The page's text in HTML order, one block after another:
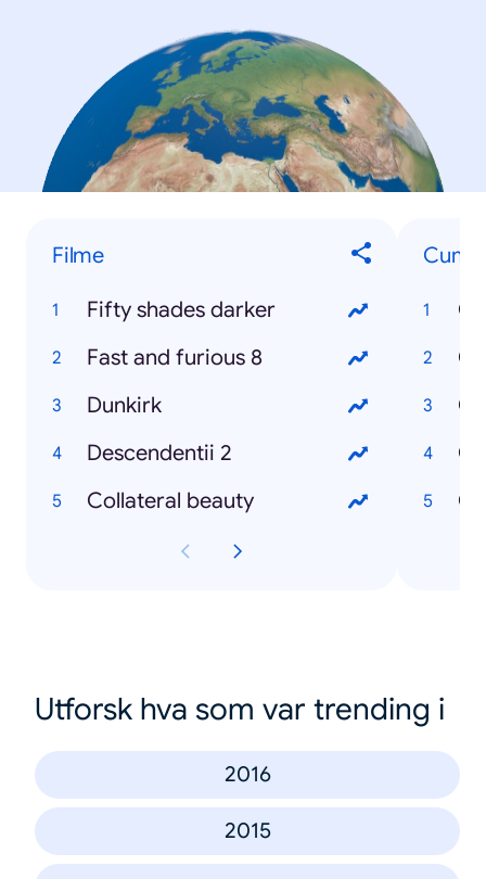
Filme
Fifty shades darker
Fast and furious 8
Dunkirk
Descendentii 2
Collateral beauty
Utforsk hva som var trending i
2016
2015